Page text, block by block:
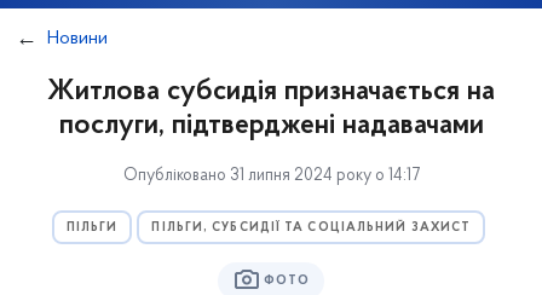
Новини
Житлова субсидія призначається на
послуги, підтверджені надавачами
Опубліковано 31 липня 2024 року о 14:17
ПІЛЬГИ ПІЛЬГИ, СУБСИДІЇ ТА СОЦІАЛЬНИЙ ЗАХИСТ
ФОТО